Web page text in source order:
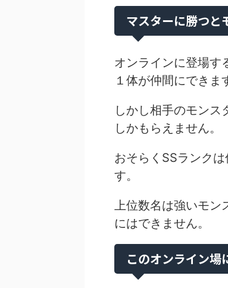
マスターに勝つと
オンラインに登場す
１体が仲間にできま
しかし相手のモン
しかもらえません。
おそらくSSランク
す。
上位数名は強いモン
にはできません。
このオンライン場